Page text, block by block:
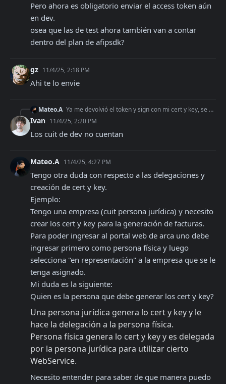
Pero ahora es obligatorio enviar el access token aún
en dev.
osea que las de test ahora también van a contar
dentro del plan de afipsdk?
gz 11/4/25, 2:18 PM
Ahi te lo envie
Mateo.A Ya me devolvió el token y sign con mi cert y key, se debe haber resuelto. Pero ahora es obligatorio enviar el access token aún en dev. osea que las de test ah
Ivan 11/4/25, 2:20 PM
Los cuit de dev no cuentan
Mateo.A 11/4/25, 4:27 PM
Tengo otra duda con respecto a las delegaciones y
creación de cert y key.
Ejemplo:
Tengo una empresa (cuit persona jurídica) y necesito
crear los cert y key para la generación de facturas.
Para poder ingresar al portal web de arca uno debe
ingresar primero como persona física y luego
selecciona "en representación" a la empresa que se le
tenga asignado.
Mi duda es la siguiente:
Quien es la persona que debe generar los cert y key?
Una persona jurídica genera lo cert y key y le
hace la delegación a la persona física.
Persona física genera lo cert y key y es delegada
por la persona jurídica para utilizar cierto
WebService.
Necesito entender para saber de que manera puedo